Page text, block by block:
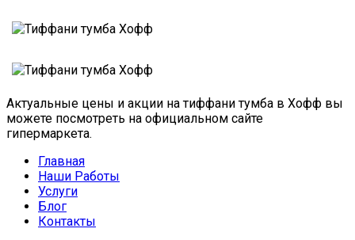
Актуальные цены и акции на тиффани тумба в Хофф вы
можете посмотреть на официальном сайте
гипермаркета.
Главная
Наши Работы
Услуги
Блог
Контакты